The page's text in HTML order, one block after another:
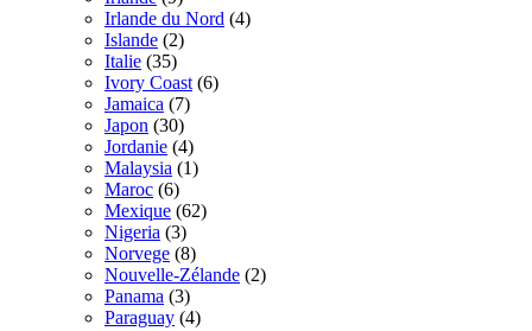
Irlande du Nord (4)
Islande (2)
Italie (35)
Ivory Coast (6)
Jamaica (7)
Japon (30)
Jordanie (4)
Malaysia (1)
Maroc (6)
Mexique (62)
Nigeria (3)
Norvege (8)
Nouvelle-Zélande (2)
Panama (3)
Paraguay (4)